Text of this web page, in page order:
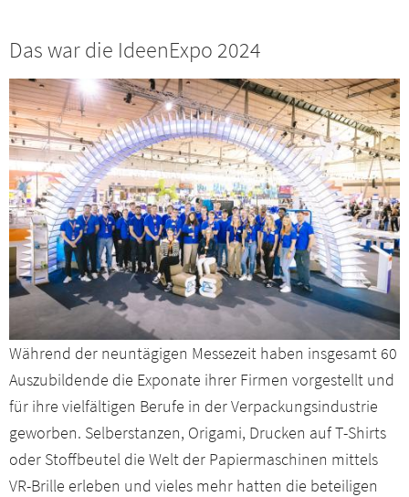
Das war die IdeenExpo 2024
Während der neuntägigen Messezeit haben insgesamt 60
Auszubildende die Exponate ihrer Firmen vorgestellt und
für ihre vielfältigen Berufe in der Verpackungsindustrie
geworben. Selberstanzen, Origami, Drucken auf T-Shirts
oder Stoffbeutel die Welt der Papiermaschinen mittels
VR-Brille erleben und vieles mehr hatten die beteiligen